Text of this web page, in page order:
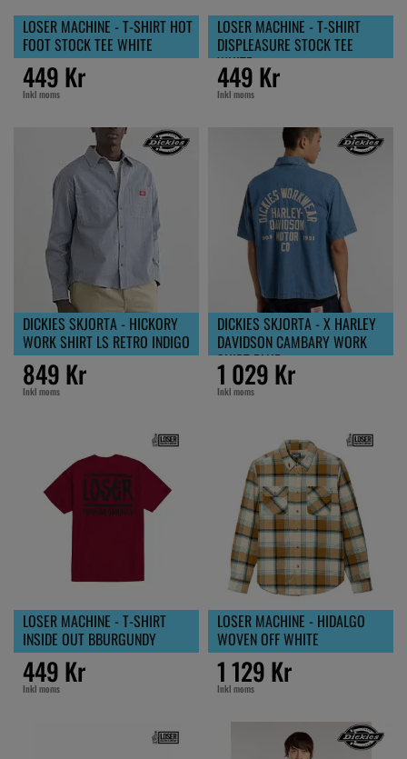
LOSER MACHINE - T-SHIRT HOT
FOOT STOCK TEE WHITE
449 Kr
Inkl moms
LOSER MACHINE - T-SHIRT
DISPLEASURE STOCK TEE
WHITE
449 Kr
Inkl moms
DICKIES SKJORTA - HICKORY
WORK SHIRT LS RETRO INDIGO
849 Kr
Inkl moms
DICKIES SKJORTA - X HARLEY
DAVIDSON CAMBARY WORK
SHIRT BLUE
1 029 Kr
Inkl moms
LOSER MACHINE - T-SHIRT
INSIDE OUT BBURGUNDY
449 Kr
Inkl moms
LOSER MACHINE - HIDALGO
WOVEN OFF WHITE
1 129 Kr
Inkl moms